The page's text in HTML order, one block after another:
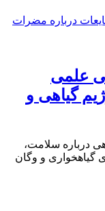
علمی
گیاهی و
درباره سلامت،
و وگان